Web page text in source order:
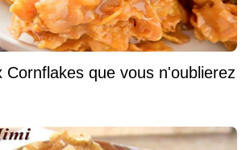
Cornflakes que vous n'oublierez